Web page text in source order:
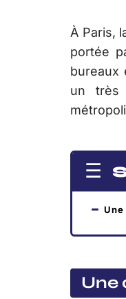
À Paris,
portée
bureaux
un très
Une
Une